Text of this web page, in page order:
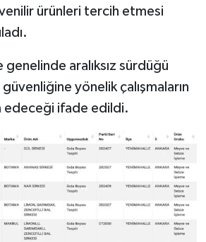
ürünleri tercih etmesi
aralıksız sürdüğü
yönelik çalışmaların
edeceği ifade edildi.